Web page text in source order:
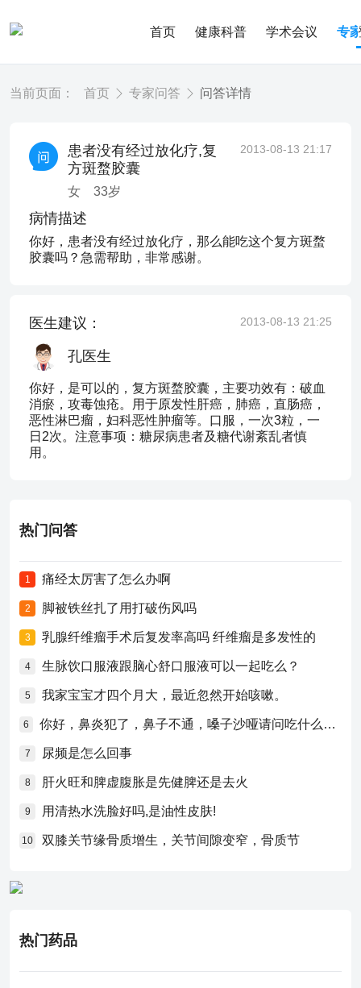
首页 健康科普 学术会议 专
当前页面： 首页 专家问答 问答详情
患者没有经过放化疗,复
方斑蝥胶囊
女 33岁
2013-08-13 21:17
病情描述
你好，患者没有经过放化疗，那么能吃这个复方斑蝥
胶囊吗？急需帮助，非常感谢。
医生建议： 2013-08-13 21:25
孔医生
你好，是可以的，复方斑蝥胶囊，主要功效有：破血
消瘀，攻毒蚀疮。用于原发性肝癌，肺癌，直肠癌，
恶性淋巴瘤，妇科恶性肿瘤等。口服，一次3粒，一
日2次。注意事项：糖尿病患者及糖代谢紊乱者慎
用。
热门问答
1 痛经太厉害了怎么办啊
2 脚被铁丝扎了用打破伤风吗
3 乳腺纤维瘤手术后复发率高吗 纤维瘤是多发性的
4 生脉饮口服液跟脑心舒口服液可以一起吃么？
5 我家宝宝才四个月大，最近忽然开始咳嗽。
6 你好，鼻炎犯了，鼻子不通，嗓子沙哑请问吃什么药比较好？
7 尿频是怎么回事
8 肝火旺和脾虚腹胀是先健脾还是去火
9 用清热水洗脸好吗,是油性皮肤!
10 双膝关节缘骨质增生，关节间隙变窄，骨质节
热门药品